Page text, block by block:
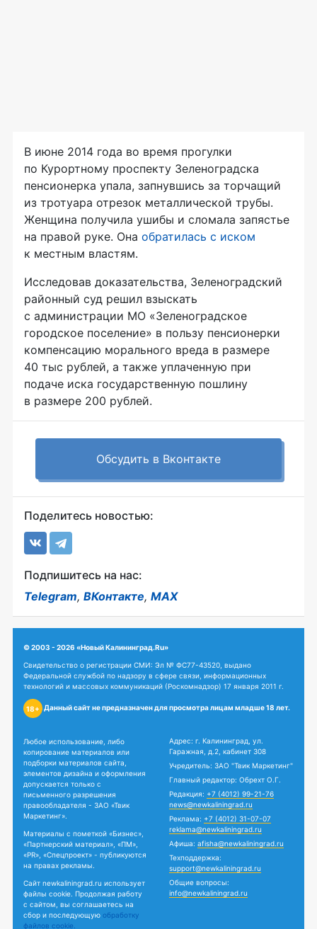
В июне 2014 года во время прогулки
по Курортному проспекту Зеленоградска
пенсионерка упала, запнувшись за торчащий
из тротуара отрезок металлической трубы.
Женщина получила ушибы и сломала запястье
на правой руке. Она обратилась с иском
к местным властям.
Исследовав доказательства, Зеленоградский
районный суд решил взыскать
с администрации МО «Зеленоградское
городское поселение» в пользу пенсионерки
компенсацию морального вреда в размере
40 тыс рублей, а также уплаченную при
подаче иска государственную пошлину
в размере 200 рублей.
Обсудить в Вконтакте
Поделитесь новостью:
Подпишитесь на нас:
Telegram, ВКонтакте, MAX
© 2003 - 2026 «Новый Калининград.Ru»
Свидетельство о регистрации СМИ: Эл № ФС77-43520, выдано
Федеральной службой по надзору в сфере связи, информационных
технологий и массовых коммуникаций (Роскомнадзор) 17 января 2011 г.
18+ Данный сайт не предназначен для просмотра лицам младше 18 лет.
Любое использование, либо
копирование материалов или
подборки материалов сайта,
элементов дизайна и оформления
допускается только с
письменного разрешения
правообладателя - ЗАО «Твик
Маркетинг».
Материалы с пометкой «Бизнес»,
«Партнерский материал», «ПМ»,
«PR», «Спецпроект» - публикуются
на правах рекламы.
Сайт newkaliningrad.ru использует
файлы cookie. Продолжая работу
с сайтом, вы соглашаетесь на
сбор и последующую обработку
файлов cookie.
Адрес: г. Калининград, ул.
Гаражная, д.2, кабинет 308
Учредитель: ЗАО "Твик Маркетинг"
Главный редактор: Обрехт О.Г.
Редакция: +7 (4012) 99-21-76
news@newkaliningrad.ru
Реклама: +7 (4012) 31-07-07
reklama@newkaliningrad.ru
Афиша: afisha@newkaliningrad.ru
Техподдержка:
support@newkaliningrad.ru
Общие вопросы:
info@newkaliningrad.ru